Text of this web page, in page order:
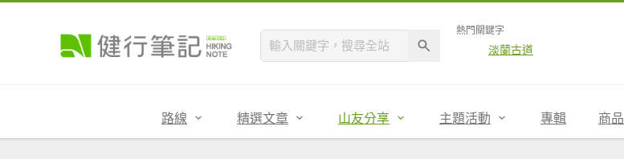
熱門關鍵字
淡蘭古道
路線 精選文章 山友分享 主題活動 專輯 商品